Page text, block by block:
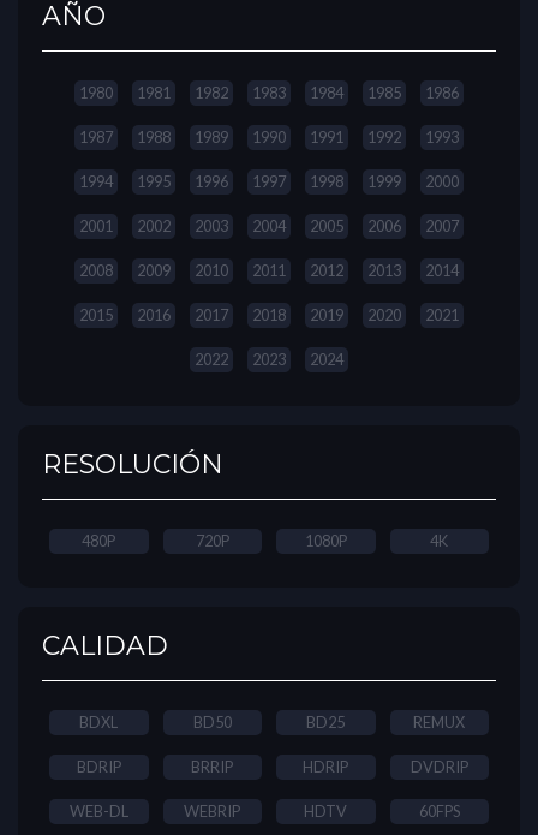
AÑO
1980 1981 1982 1983 1984 1985 1986
1987 1988 1989 1990 1991 1992 1993
1994 1995 1996 1997 1998 1999 2000
2001 2002 2003 2004 2005 2006 2007
2008 2009 2010 2011 2012 2013 2014
2015 2016 2017 2018 2019 2020 2021
2022 2023 2024
RESOLUCIÓN
480P 720P 1080P 4K
CALIDAD
BDXL BD50 BD25 REMUX
BDRIP BRRIP HDRIP DVDRIP
WEB-DL WEBRIP HDTV 60FPS